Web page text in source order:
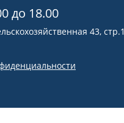
до 18.00
43, стр.1